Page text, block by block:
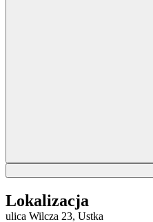
Lokalizacja
ulica Wilcza 23, Ustka